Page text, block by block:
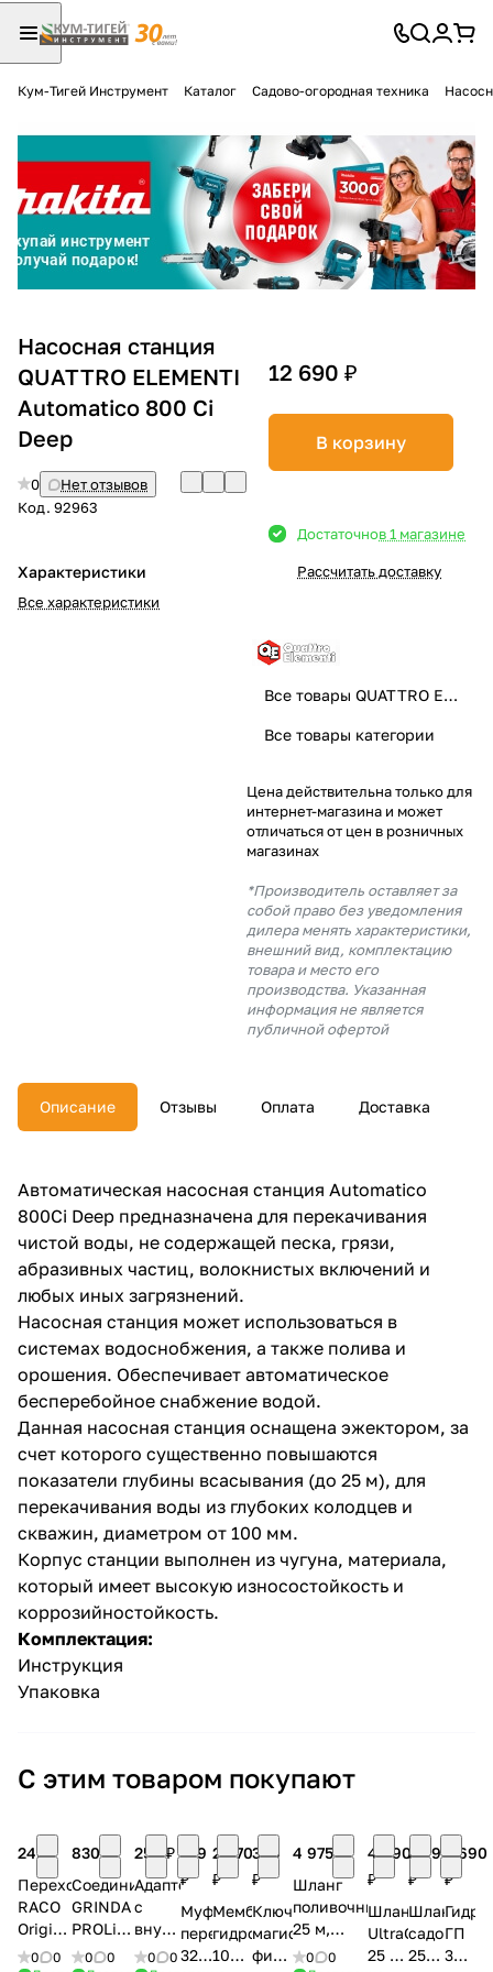
Кум-Тигей Инструмент Каталог Садово-огородная техника
Насосная станция
QUATTRO ELEMENTI
Automatico 800 Ci
Deep
0
Нет отзывов
Код. 92963
Характеристики
Все характеристики
12 690 ₽
В корзину
Достаточнов 1 магазине
Рассчитать доставку
Все товары QUATTRO ELEMENTI
Все товары категории
Цена действительна только для
интернет-магазина и может
отличаться от цен в розничных
магазинах
*Производитель оставляет за
собой право без уведомления
дилера менять характеристики,
внешний вид, комплектацию
товара и место его
производства. Указанная
информация не является
публичной офертой
Описание Отзывы Оплата Доставка
Автоматическая насосная станция Automatico
800Ci Deep предназначена для перекачивания
чистой воды, не содержащей песка, грязи,
абразивных частиц, волокнистых включений и
любых иных загрязнений.
Насосная станция может использоваться в
системах водоснобжения, а также полива и
орошения. Обеспечивает автоматическое
бесперебойное снабжение водой.
Данная насосная станция оснащена эжектором, за
счет которого существенно повышаются
показатели глубины всасывания (до 25 м), для
перекачивания воды из глубоких колодцев и
скважин, диаметром от 100 мм.
Корпус станции выполнен из чугуна, материала,
который имеет высокую износостойкость и
коррозийностойкость.
Комплектация:
Инструкция
Упаковка
С этим товаром покупают
245 ₽
Переходник
RACO
Original
(резьба
0
0
830 ₽
Соединитель
GRINDA
PROLine
BC-34A
0
0
250 ₽
Адаптер
с
внутренней
резьбой
0
0
129
₽
Муфта
переходная
32х1''
2 070
₽
Мембрана
гидроаккумулятора
100
300
₽
Ключ
магистрального
фильтра
4 975 ₽
Шланг
поливочный
25 м,
3/4'',
0
0
4 690
₽
Шланг
UltraGrip
25 м,
2 990
₽
Шланг
садовый
25
3 690
₽
ГП
35
Разбейте
оплатуна части
без переплат
График платежей
Сегодня
% картой любого банка
% будут
с вашей карты
раз в 2
недели